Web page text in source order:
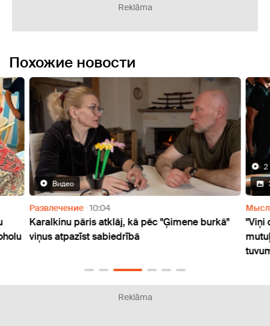
Reklāma
Похожие новости
Видео
Развлечение 10:04
Karalkinu pāris atklāj, kā pēc "Ģimene burkā"
viņus atpazīst sabiedrībā
2
"Viņi
Reklāma